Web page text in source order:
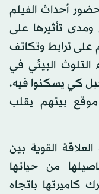
تابع الحضور أحداث الفيلم
ومدى تأثيرها على
على ترابط وتكاتف
التلوث البيئي في
كي يسكنوا فيه،
بيتهم يقلب
القوية بين
من حياتها
كاميرتها باتجاه